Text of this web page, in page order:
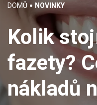
DOMŮ NOVINKY
Kolik
fazety?
nákladů